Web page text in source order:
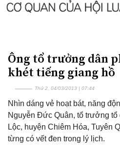
Ông tổ trưởng dân
khét tiếng giang hồ
Thứ 2, 04/03/2013 | 07:44
Nhìn dáng vẻ hoạt bát, năng
Nguyễn Đức Quân, tổ trưởng tổ
Lộc, huyện Chiêm Hóa, Tuyên
từng có vết đen trong lý lịch.